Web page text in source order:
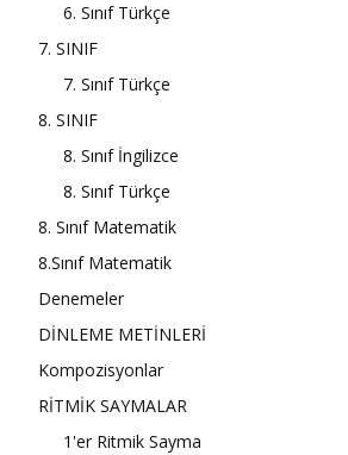
6. Sınıf Türkçe
7. SINIF
7. Sınıf Türkçe
8. SINIF
8. Sınıf İngilizce
8. Sınıf Türkçe
8. Sınıf Matematik
8.Sınıf Matematik
Denemeler
DİNLEME METİNLERİ
Kompozisyonlar
RİTMİK SAYMALAR
1'er Ritmik Sayma